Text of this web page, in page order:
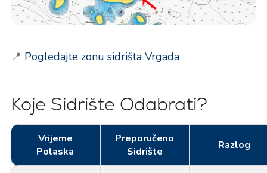
📍 Pogledajte zonu sidrišta Vrgada
Koje Sidrište Odabrati?
Vrijeme
Polaska
Preporučeno
Sidrište
Razlog